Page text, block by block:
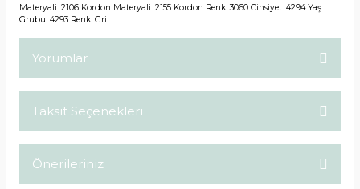
Materyali: 2106 Kordon Materyali: 2155 Kordon Renk: 3060 Cinsiyet: 4294 Yaş
Grubu: 4293 Renk: Gri
Yorumlar
Taksit Seçenekleri
Önerileriniz